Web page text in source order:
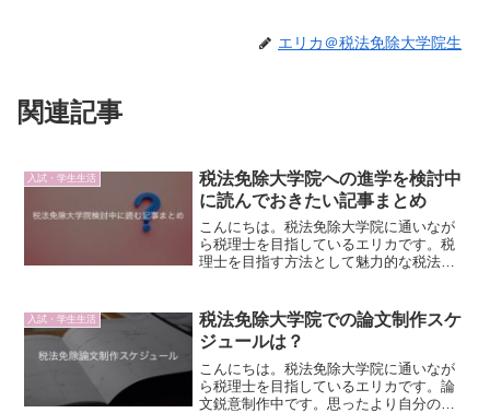
エリカ＠税法免除大学院生
関連記事
入試・学生生活
税法免除大学院への進学を検討中
に読んでおきたい記事まとめ
こんにちは。税法免除大学院に通いなが
ら税理士を目指しているエリカです。税
理士を目指す方法として魅力的な税法免
通った方がいいのか、さまざまな考え方
や事情があると思います...
入試・学生生活
税法免除大学院での論文制作スケ
ジュールは？
こんにちは。税法免除大学院に通いなが
ら税理士を目指しているエリカです。論
文鋭意制作中です。思ったより自分の思